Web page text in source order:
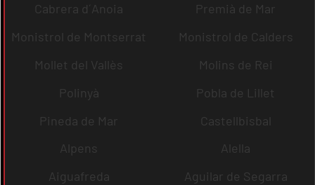
Cabrera d´Anoia
Premià de Mar
Monistrol de Montserrat
Monistrol de Calders
Mollet del Vallès
Molins de Rei
Polinyà
Pobla de Lillet
Pineda de Mar
Castellbisbal
Alpens
Alella
Aiguafreda
Aguilar de Segarra